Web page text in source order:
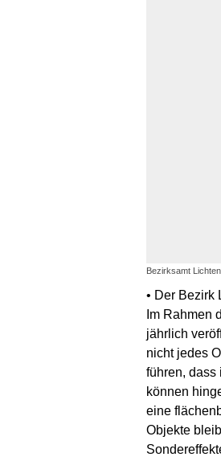
Bezirksamt
• Der Bezirk
Im Rahmen
jährlich
nicht jedes
führen, dass
können
eine
Objekte